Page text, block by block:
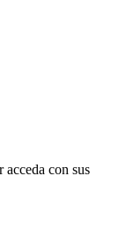
acceda con sus